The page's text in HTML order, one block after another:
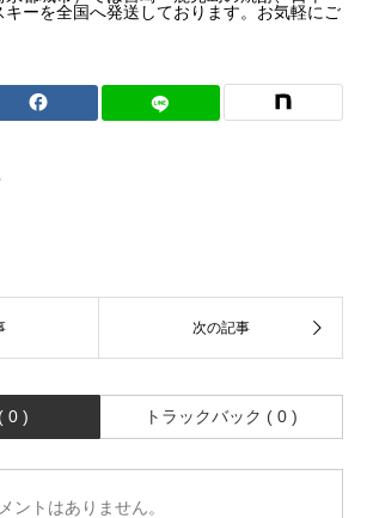
ーを全国へ発送しております。お気軽にご
0 ) トラックバック ( 0 )
ントはありません。